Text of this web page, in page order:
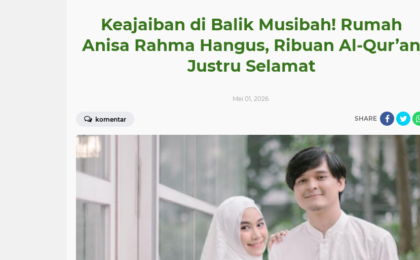
Keajaiban di Balik Musibah! Rumah
Anisa Rahma Hangus, Ribuan Al-Qur’an
Justru Selamat
Mei 01, 2026
komentar SHARE